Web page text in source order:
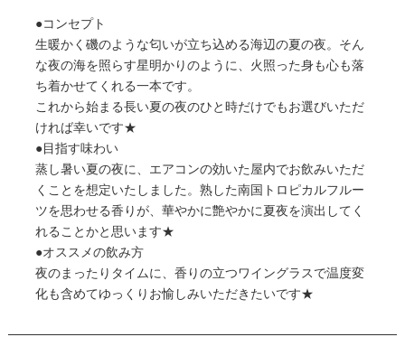
●コンセプト
生暖かく磯のような匂いが立ち込める海辺の夏の夜。そん
な夜の海を照らす星明かりのように、火照った身も心も落
ち着かせてくれる一本です。
これから始まる長い夏の夜のひと時だけでもお選びいただ
ければ幸いです★
●目指す味わい
蒸し暑い夏の夜に、エアコンの効いた屋内でお飲みいただ
くことを想定いたしました。熟した南国トロピカルフルー
ツを思わせる香りが、華やかに艶やかに夏夜を演出してく
れることかと思います★
●オススメの飲み方
夜のまったりタイムに、香りの立つワイングラスで温度変
化も含めてゆっくりお愉しみいただきたいです★